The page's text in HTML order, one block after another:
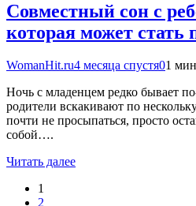
Совместный сон с
которая может
WomanHit.ru4 месяца спустя01
Ночь с младенцем редко бывает
родители вскакивают по
почти не просыпаться, просто
собой….
Читать далее
1
2